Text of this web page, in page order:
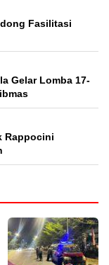
Fasilitasi
Gelar Lomba 17-
Rappocini